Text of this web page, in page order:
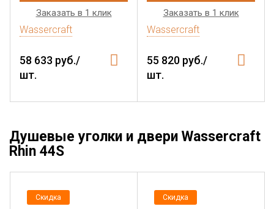
Заказать в 1 клик
Wassercraft
58 633 руб./
шт.
Заказать в 1 клик
Wassercraft
55 820 руб./
шт.
Душевые уголки и двери Wassercraft
Rhin 44S
Скидка Скидка